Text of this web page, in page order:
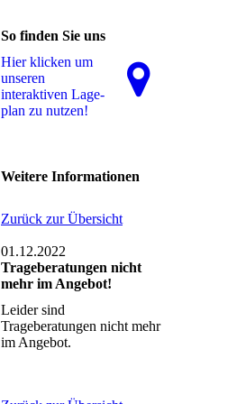
So finden Sie uns
Hier klicken um
unseren
interaktiven La­ge­
plan zu nutzen!
Weitere Informationen
Zurück zur Übersicht
01.12.2022
Trageberatungen nicht
mehr im Angebot!
Leider sind
Trageberatungen nicht mehr
im Angebot.